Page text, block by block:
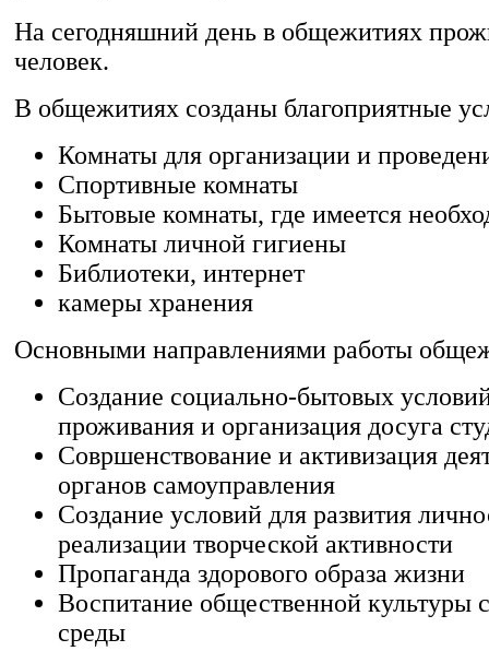
На сегодняшний день в общежитиях
человек.
В общежитиях созданы благоприятные
Комнаты для организации и
Спортивные комнаты
Бытовые комнаты, где имеется
Комнаты личной гигиены
Библиотеки, интернет
камеры хранения
Основными направлениями работы
Создание социально-бытовых
проживания и организация досуга
Совршенствование и активизация
органов самоуправления
Создание условий для развития
реализации творческой активности
Пропаганда здорового образа жизни
Воспитание общественной культуры
среды